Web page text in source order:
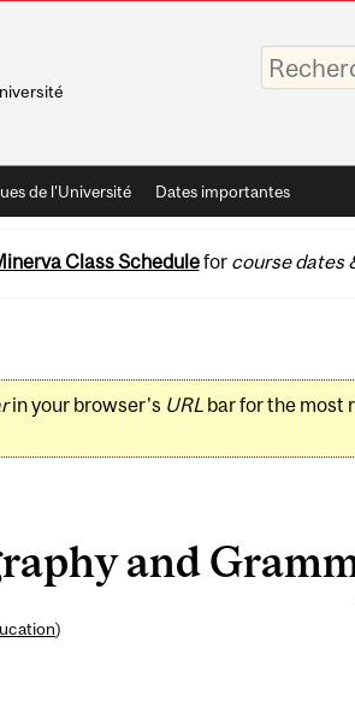
Saisissez
vos
mots-
de l'Université Dates importantes
Class Schedulefor course dates
in your browser's URLbar for the most
and
)